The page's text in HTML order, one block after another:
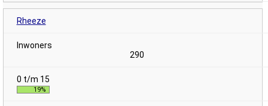
Rheeze
290
19%